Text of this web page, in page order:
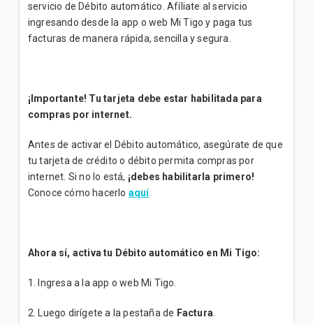
Toda la información que debes saber para
aprovechar al máximo tu línea Tigo Prepago.
Cómo evitar riesgos de seguridad al usar el Wi-Fi de
lugares públicos
Cómo convertir tu cámara en una herramienta
inteligente | Conoce Google Lens
servicio de Débito automático. Afíliate al servicio
ingresando desde la app o web Mi Tigo y paga tus
facturas de manera rápida, sencilla y segura.
¡Importante! Tu tarjeta debe estar habilitada para
compras por internet.
Antes de activar el Débito automático, asegúrate de que
tu tarjeta de crédito o débito permita compras por
internet. Si no lo está, ¡debes habilitarla primero!
Conoce cómo hacerlo aquí.
Ahora sí, activa tu Débito automático en Mi Tigo:
1. Ingresa a la app o web Mi Tigo.
2. Luego dirígete a la pestaña de Factura